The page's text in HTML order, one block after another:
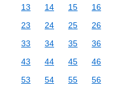
13
14 15 16
23
24 25 26
33
34 35 36
43
44 45 46
53
54 55 56